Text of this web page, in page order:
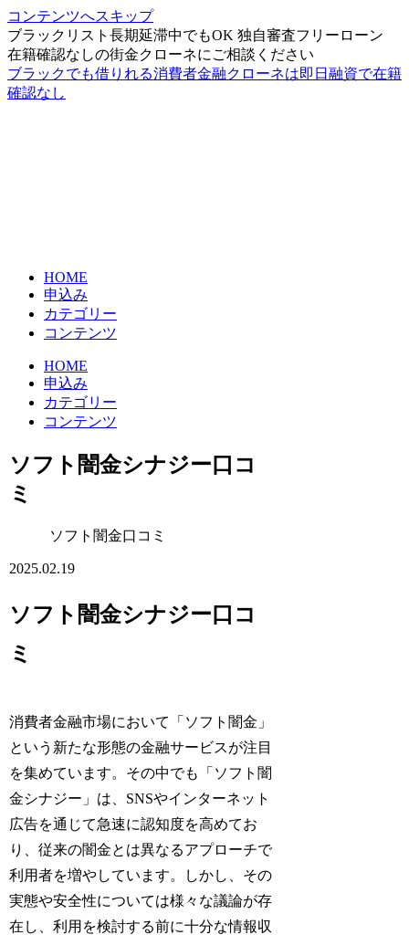
コンテンツへスキップ
ブラックリスト長期延滞中でもOK 独自審査フリーローン
在籍確認なしの街金クローネにご相談ください
ブラックでも借りれる消費者金融クローネは即日融資で在籍
確認なし
HOME
申込み
カテゴリー
コンテンツ
HOME
申込み
カテゴリー
コンテンツ
ソフト闇金シナジー口コ
ミ
ソフト闇金口コミ
2025.02.19
ソフト闇金シナジー口コ
ミ
消費者金融市場において「ソフト闇金」
という新たな形態の金融サービスが注目
を集めています。その中でも「ソフト闇
金シナジー」は、SNSやインターネット
広告を通じて急速に認知度を高めてお
り、従来の闇金とは異なるアプローチで
利用者を増やしています。しかし、その
実態や安全性については様々な議論が存
在し、利用を検討する前に十分な情報収